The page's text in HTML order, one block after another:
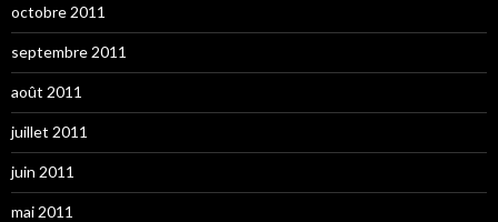
octobre 2011
septembre 2011
août 2011
juillet 2011
juin 2011
mai 2011